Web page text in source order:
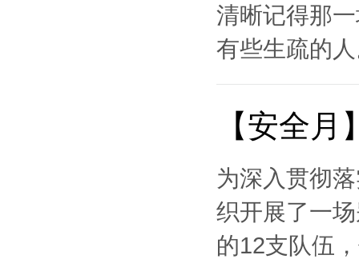
清晰记得那
有些生疏的
【安全
为深入贯彻
织开展了一
的12支队伍